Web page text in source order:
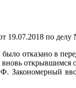
19.07.2018 по
отказано в
открывшимся
Закономерный